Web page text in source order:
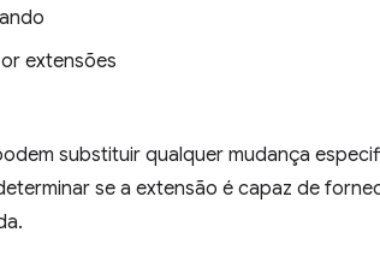
extensões
substituir qualquer mudança
se a extensão é capaz de